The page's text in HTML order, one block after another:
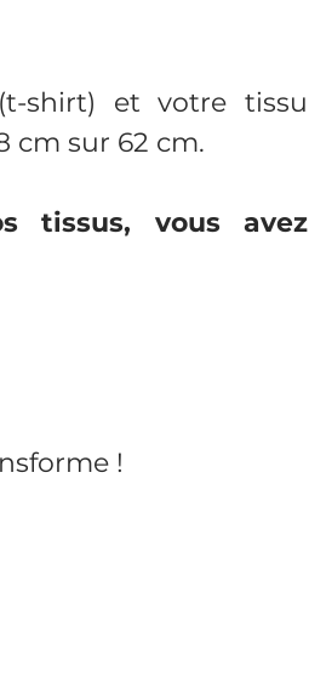
shirt) et votre tissu
cm sur 62 cm.
tissus, vous avez
!